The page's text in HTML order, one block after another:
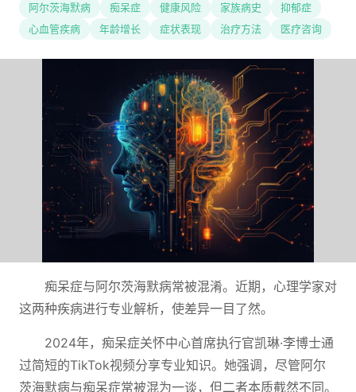
阿尔茨海默病 痴呆症 健康风险 家族病史
抑郁症
心血管疾病
年龄增长 症状表现 治疗方法 医疗咨询
痴呆症与阿尔茨海默病常被混淆。近期，心理学家对
这两种疾病进行专业解析，使差异一目了然。
2024年，痴呆症关怀中心首席执行官凯琳·李博士通
过简短的TikTok视频分享专业知识。她强调，尽管阿尔
茨海默病与痴呆症常被混为一谈，但二者本质截然不同。